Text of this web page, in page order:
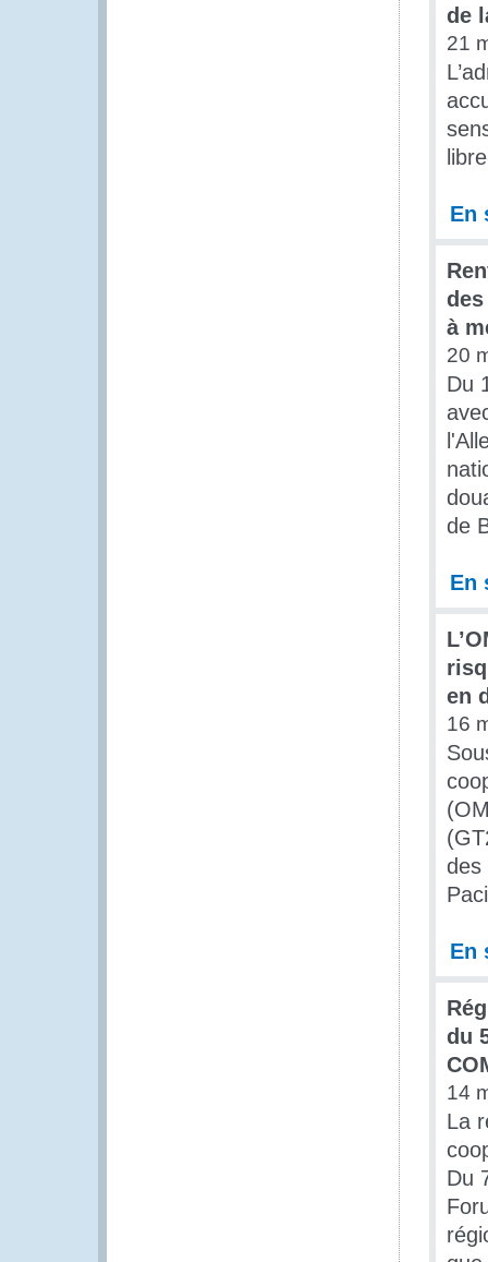
de
21
En
à
20
Du
de
En
en
16
des
En
du
14
La
Du